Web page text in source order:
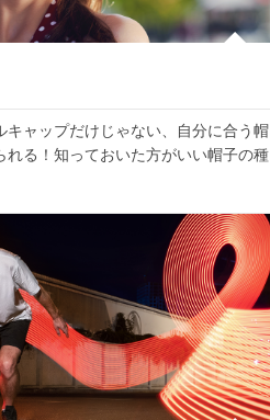
キャップだけじゃない、自分に合う帽
れる！知っておいた方がいい帽子の種